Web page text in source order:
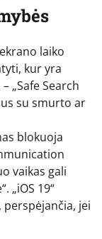
laiko
kur yra
„Safe Search
su smurto ar
blokuoja
vaikas gali
„iOS 19“
perspėjančia, jei